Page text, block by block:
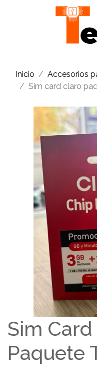
Inicio
Accesorios
Sim card claro
Sim
Paquete